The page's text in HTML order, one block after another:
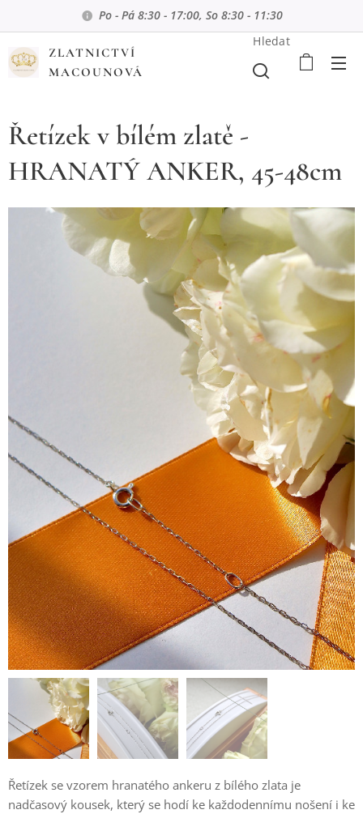
Po - Pá 8:30 - 17:00, So 8:30 - 11:30
ZLATNICTVÍ
MACOUNOVÁ
Hledat
Řetízek v bílém zlatě -
HRANATÝ ANKER, 45-48cm
Řetízek se vzorem hranatého ankeru z bílého zlata je
nadčasový kousek, který se hodí ke každodennímu nošení i ke